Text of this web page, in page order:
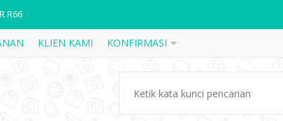
R66
K31
R55
KLIEN KAMI KONFIRMASI